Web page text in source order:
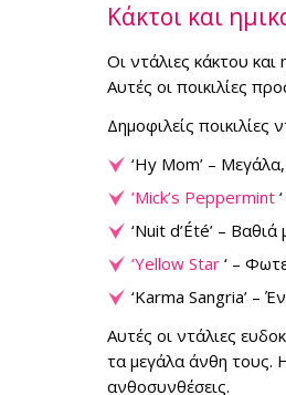
Κάκτοι και
Οι ντάλιες κάκτου
Αυτές οι ποικιλίες
Δημοφιλείς ποικιλίες
‘Hy Mom’ –
‘Mick’s Peppermint
‘Nuit d’Été’ –
‘Yellow Star ‘ –
‘Karma Sangria’ –
Αυτές οι ντάλιες
τα μεγάλα άνθη τους.
ανθοσυνθέσεις.